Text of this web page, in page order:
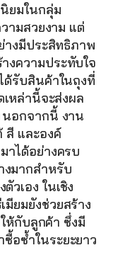
ยมในกลุ่ม
ามสวยงาม แต่
างมีประสิทธิภาพ
งความประทับใจ
ด้รับสินค้าในถุงที่
เหล่านี้จะส่งผล
อกจากนี้ งาน
สี และองค์
าได้อย่างครบ
มากสำหรับ
เอง ในเชิง
ยมยังช่วยสร้าง
ห้กับลูกค้า ซึ่งมี
อซ้ำในระยะยาว